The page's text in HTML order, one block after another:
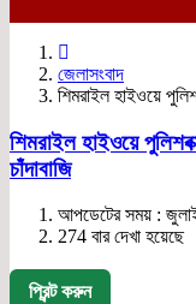
জেলাসংবাদ
শিমরাইল হাইওয়ে
শিমরাইল হাইওয়ে
চাঁদাবাজি
আপডেটের সময় :
274 বার দেখা হয়েছে
প্রিন্ট করুন